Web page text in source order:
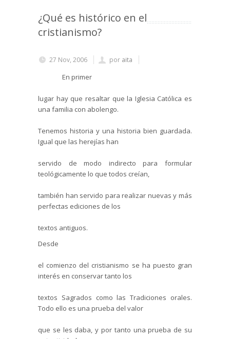
¿Qué es histórico en el
cristianismo?
27 Nov, 2006 por aita
En primer
lugar hay que resaltar que la Iglesia Católica es
una familia con abolengo.
Tenemos historia y una historia bien guardada.
Igual que las herejías han
servido de modo indirecto para formular
teológicamente lo que todos creían,
también han servido para realizar nuevas y más
perfectas ediciones de los
textos antiguos.
Desde
el comienzo del cristianismo se ha puesto gran
interés en conservar tanto los
textos Sagrados como las Tradiciones orales.
Todo ello es una prueba del valor
que se les daba, y por tanto una prueba de su